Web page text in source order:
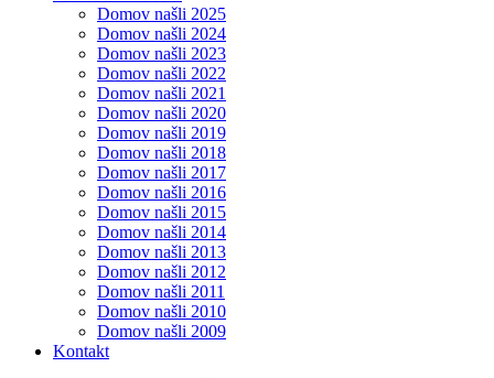
Domov našli 2025
Domov našli 2024
Domov našli 2023
Domov našli 2022
Domov našli 2021
Domov našli 2020
Domov našli 2019
Domov našli 2018
Domov našli 2017
Domov našli 2016
Domov našli 2015
Domov našli 2014
Domov našli 2013
Domov našli 2012
Domov našli 2011
Domov našli 2010
Domov našli 2009
Kontakt